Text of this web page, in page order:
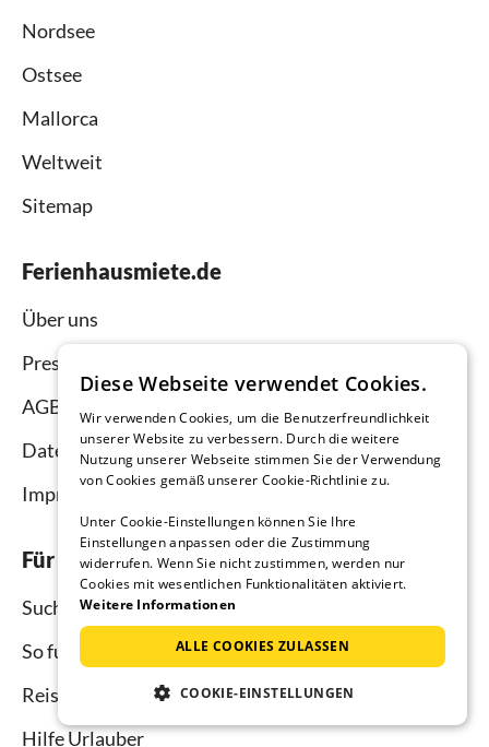
Nordsee
Ostsee
Mallorca
Weltweit
Sitemap
Ferienhausmiete.de
Über uns
Presse
AGB
Datenschutz
Impressum
Für Urlauber
Suche
So funktioniert`s
Reisemagazin
Hilfe Urlauber
Diese Webseite verwendet Cookies.
Wir verwenden Cookies, um die Benutzerfreundlichkeit
unserer Website zu verbessern. Durch die weitere
Nutzung unserer Webseite stimmen Sie der Verwendung
von Cookies gemäß unserer Cookie-Richtlinie zu.
Unter Cookie-Einstellungen können Sie Ihre
Einstellungen anpassen oder die Zustimmung
widerrufen. Wenn Sie nicht zustimmen, werden nur
Cookies mit wesentlichen Funktionalitäten aktiviert.
Weitere Informationen
ALLE COOKIES ZULASSEN
COOKIE-EINSTELLUNGEN